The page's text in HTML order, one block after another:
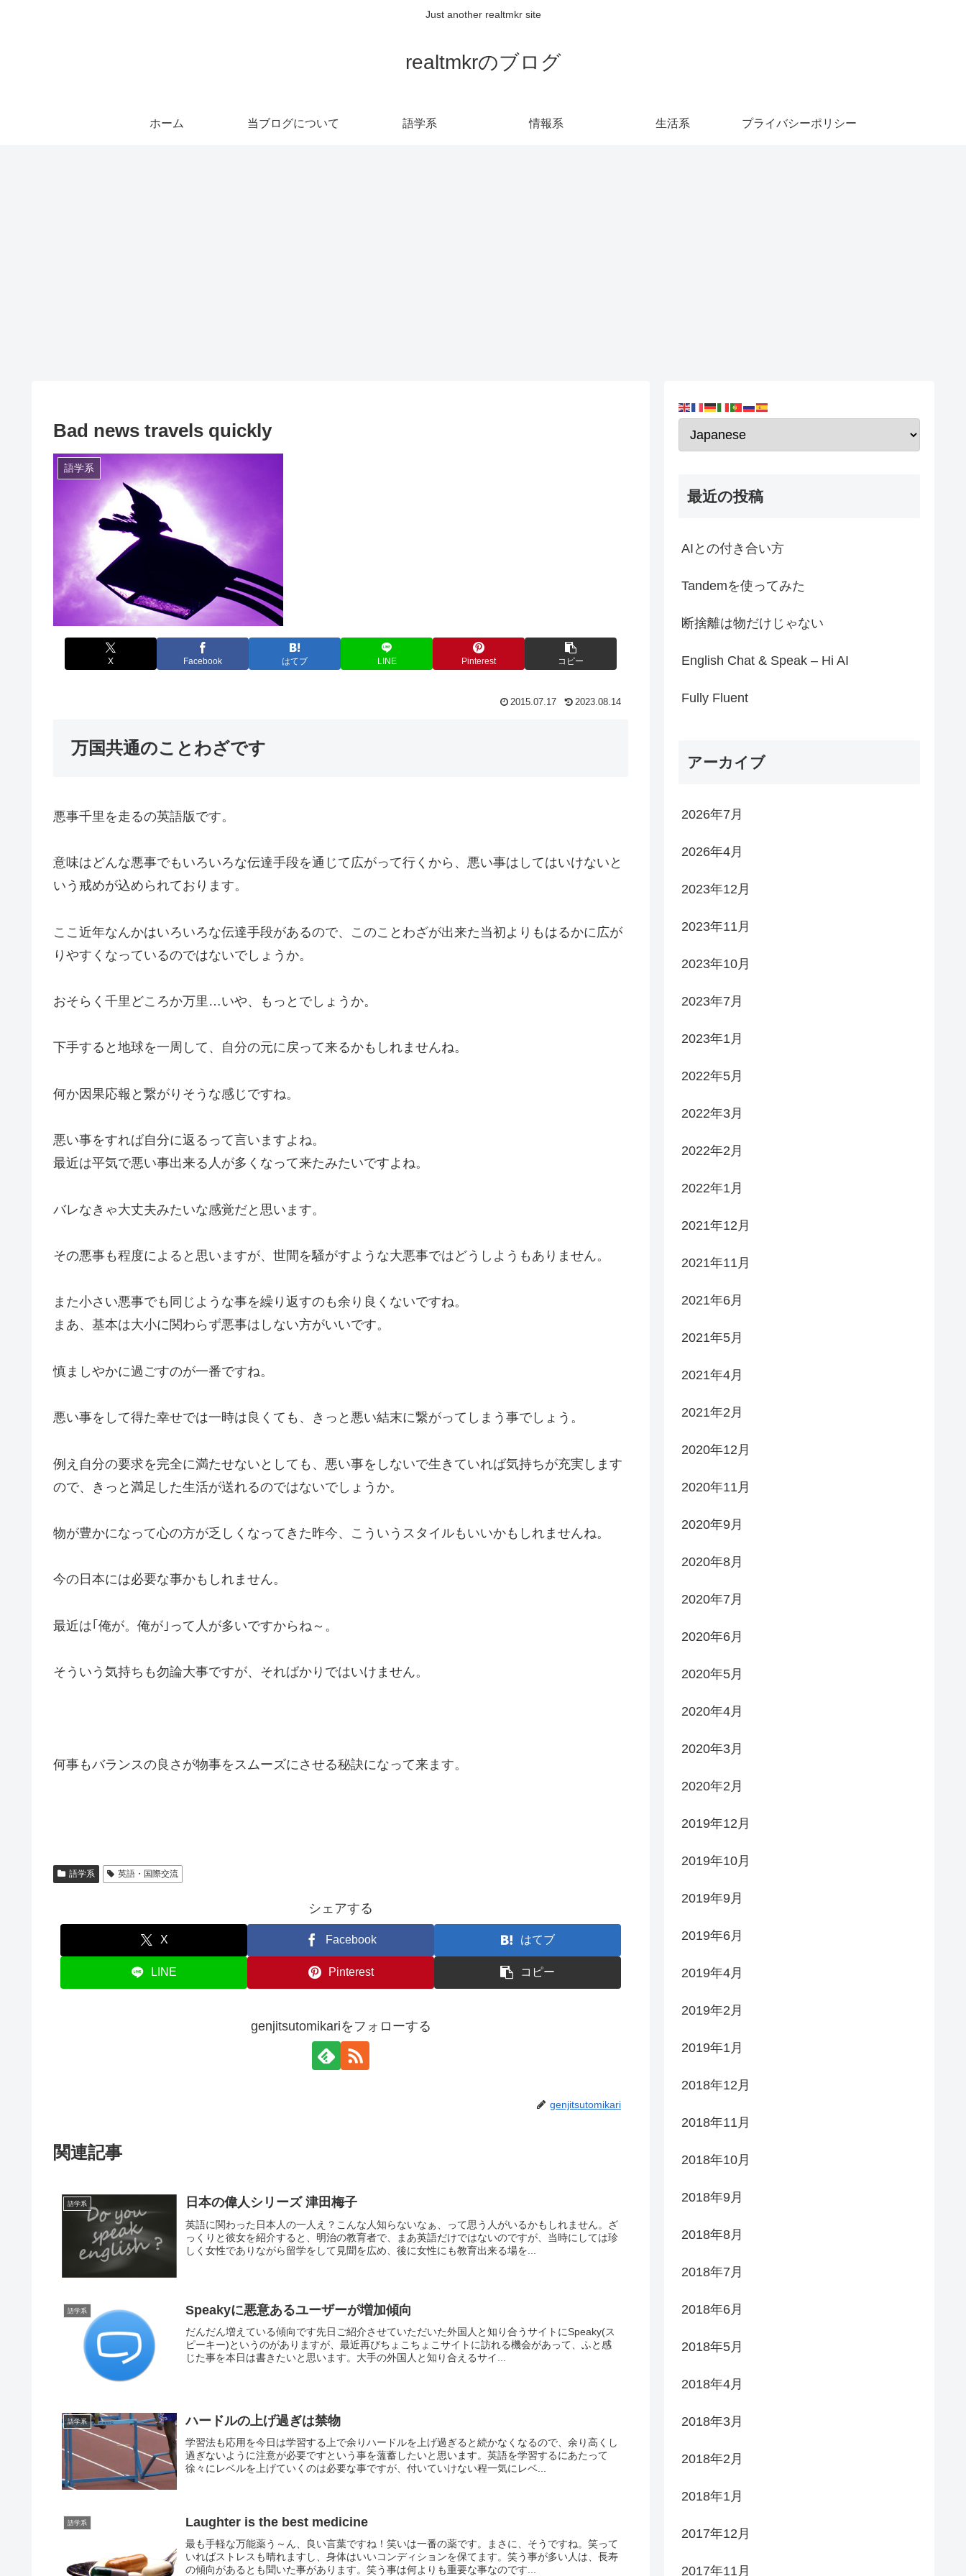
Just another realtmkr site
realtmkrのブログ
ホーム 当ブログについて 語学系 情報系 生活系 プライバシーポリシー
Bad news travels quickly
語学系
X Facebook はてブ LINE Pinterest コピー
2015.07.17 2023.08.14
万国共通のことわざです
悪事千里を走るの英語版です。
意味はどんな悪事でもいろいろな伝達手段を通じて広がって行くから、悪い事はしてはいけないと
いう戒めが込められております。
ここ近年なんかはいろいろな伝達手段があるので、このことわざが出来た当初よりもはるかに広が
りやすくなっているのではないでしょうか。
おそらく千里どころか万里…いや、もっとでしょうか。
下手すると地球を一周して、自分の元に戻って来るかもしれませんね。
何か因果応報と繋がりそうな感じですね。
悪い事をすれば自分に返るって言いますよね。
最近は平気で悪い事出来る人が多くなって来たみたいですよね。
バレなきゃ大丈夫みたいな感覚だと思います。
その悪事も程度によると思いますが、世間を騒がすような大悪事ではどうしようもありません。
また小さい悪事でも同じような事を繰り返すのも余り良くないですね。
まあ、基本は大小に関わらず悪事はしない方がいいです。
慎ましやかに過ごすのが一番ですね。
悪い事をして得た幸せでは一時は良くても、きっと悪い結末に繋がってしまう事でしょう。
例え自分の要求を完全に満たせないとしても、悪い事をしないで生きていれば気持ちが充実します
ので、きっと満足した生活が送れるのではないでしょうか。
物が豊かになって心の方が乏しくなってきた昨今、こういうスタイルもいいかもしれませんね。
今の日本には必要な事かもしれません。
最近は｢俺が。俺が｣って人が多いですからね～。
そういう気持ちも勿論大事ですが、そればかりではいけません。
何事もバランスの良さが物事をスムーズにさせる秘訣になって来ます。
語学系 英語・国際交流
シェアする
X Facebook はてブ
LINE Pinterest コピー
genjitsutomikariをフォローする
genjitsutomikari
関連記事
語学系 日本の偉人シリーズ 津田梅子
英語に関わった日本人の一人え？こんな人知らないなぁ、って思う人がいるかもしれません。ざ
っくりと彼女を紹介すると、明治の教育者で、まあ英語だけではないのですが、当時にしては珍
しく女性でありながら留学をして見聞を広め、後に女性にも教育出来る場を...
語学系 Speakyに悪意あるユーザーが増加傾向
だんだん増えている傾向です先日ご紹介させていただいた外国人と知り合うサイトにSpeaky(ス
ピーキー)というのがありますが、最近再びちょこちょこサイトに訪れる機会があって、ふと感
じた事を本日は書きたいと思います。大手の外国人と知り合えるサイ...
語学系 ハードルの上げ過ぎは禁物
学習法も応用を今日は学習する上で余りハードルを上げ過ぎると続かなくなるので、余り高くし
過ぎないように注意が必要ですという事を薀蓄したいと思います。英語を学習するにあたって
徐々にレベルを上げていくのは必要な事ですが、付いていけない程一気にレベ...
語学系 Laughter is the best medicine
最も手軽な万能薬う～ん、良い言葉ですね！笑いは一番の薬です。まさに、そうですね。笑って
いればストレスも晴れますし、身体はいいコンディションを保てます。笑う事が多い人は、長寿
の傾向があるとも聞いた事があります。笑う事は何よりも重要な事なのです...
最近の投稿
AIとの付き合い方
Tandemを使ってみた
断捨離は物だけじゃない
English Chat & Speak – Hi AI
Fully Fluent
アーカイブ
2026年7月
2026年4月
2023年12月
2023年11月
2023年10月
2023年7月
2023年1月
2022年5月
2022年3月
2022年2月
2022年1月
2021年12月
2021年11月
2021年6月
2021年5月
2021年4月
2021年2月
2020年12月
2020年11月
2020年9月
2020年8月
2020年7月
2020年6月
2020年5月
2020年4月
2020年3月
2020年2月
2019年12月
2019年10月
2019年9月
2019年6月
2019年4月
2019年2月
2019年1月
2018年12月
2018年11月
2018年10月
2018年9月
2018年8月
2018年7月
2018年6月
2018年5月
2018年4月
2018年3月
2018年2月
2018年1月
2017年12月
2017年11月